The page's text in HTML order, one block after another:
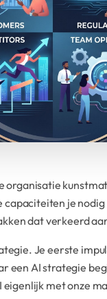
organisatie
je
dat verkeerd
Je eerste
een AI strategie
met onze